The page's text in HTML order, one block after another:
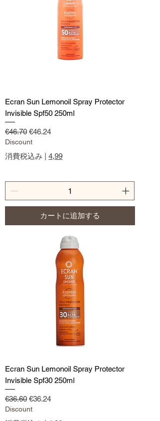
Ecran Sun Lemonoil Spray Protector
Invisible Spf50 250ml
通常価格
€46.70 セール価格
€46.24
Discount
消費税込み 4,99
カートに追加する
Ecran Sun Lemonoil Spray Protector
Invisible Spf30 250ml
通常価格
€36.60 セール価格
€36.24
Discount